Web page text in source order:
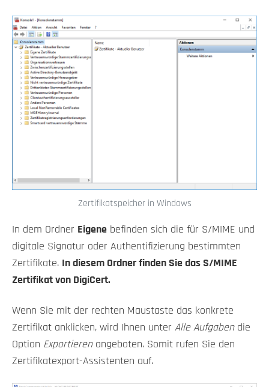
Zertifikatspeicher in Windows
In dem Ordner Eigene befinden sich die für S/MIME und
digitale Signatur oder Authentifizierung bestimmten
Zertifikate. In diesem Ordner finden Sie das S/MIME
Zertifikat von DigiCert.
Wenn Sie mit der rechten Maustaste das konkrete
Zertifikat anklicken, wird Ihnen unter Alle Aufgabendie
Option Exportierenangeboten. Somit rufen Sie den
Zertifikatexport-Assistenten auf.